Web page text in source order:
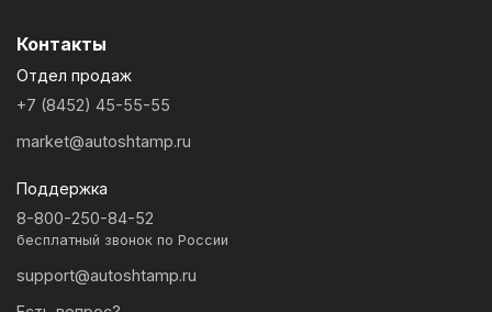
Контакты
Отдел продаж
+7 (8452) 45-55-55
market@autoshtamp.ru
Поддержка
8-800-250-84-52
бесплатный звонок по России
support@autoshtamp.ru